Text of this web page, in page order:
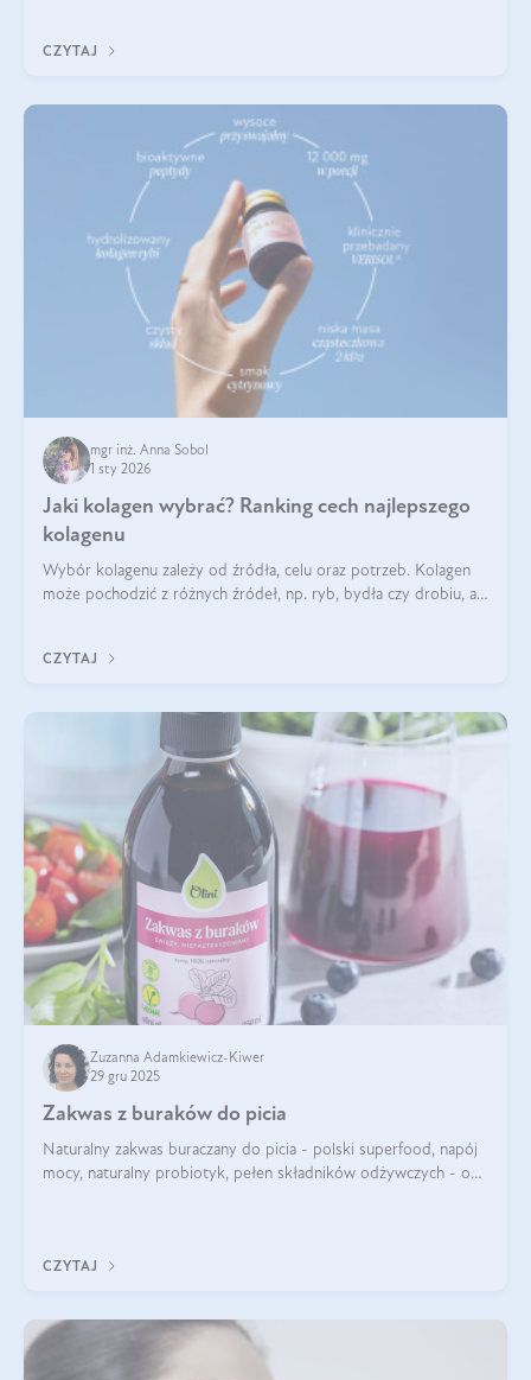
CZYTAJ
mgr inż. Anna Sobol
1 sty 2026
Jaki kolagen wybrać? Ranking cech najlepszego
kolagenu
Wybór kolagenu zależy od źródła, celu oraz potrzeb. Kolagen
może pochodzić z różnych źródeł, np. ryb, bydła czy drobiu, a
bydlęcy.
CZYTAJ
Zuzanna Adamkiewicz-Kiwer
29 gru 2025
Zakwas z buraków do picia
Naturalny zakwas buraczany do picia - polski superfood, napój
mocy, naturalny probiotyk, pełen składników odżywczych - o
CZYTAJ